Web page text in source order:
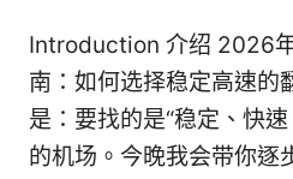
Introduction 介绍 2026
南：如何选择稳定高速的
是：要找的是“稳定、快
的机场。今晚我会带你逐